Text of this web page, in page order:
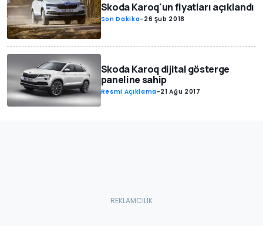
Skoda Karoq'un fiyatları açıklandı
Son Dakika- 26 Şub 2018
Skoda Karoq dijital gösterge
paneline sahip
Resmi Açıklama-21 Ağu 2017